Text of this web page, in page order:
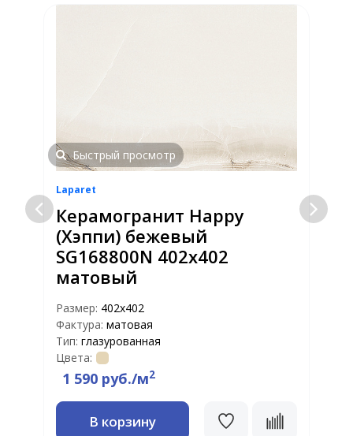
Быстрый просмотр
Laparet
Керамогранит Happy
(Хэппи) бежевый
SG168800N 402x402
матовый
Размер: 402x402
Фактура: матовая
Тип: глазурованная
Цвета:
1 590 руб./м2
В корзину